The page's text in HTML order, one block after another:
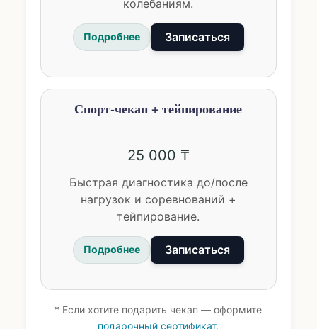
колебаниям.
Подробнее Записаться
Спорт-чекап + тейпирование
25 000 ₸
Быстрая диагностика до/после
нагрузок и соревнований +
тейпирование.
Подробнее Записаться
* Если хотите подарить чекап — оформите
подарочный сертификат.